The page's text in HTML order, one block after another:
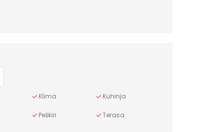
Klima Kuhinja
Peškiri Terasa